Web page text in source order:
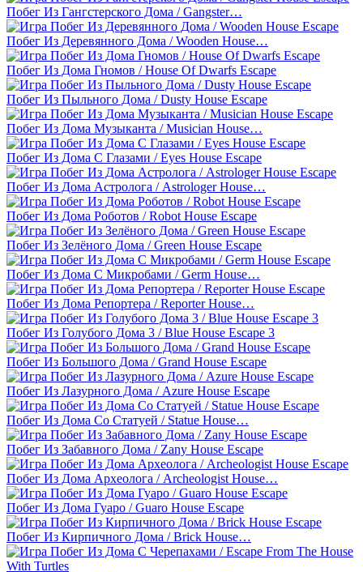
Побег Из Гангстерского Дома / Gangster…
Побег Из Деревянного Дома / Wooden House…
Побег Из Дома Гномов / House Of Dwarfs Escape
Побег Из Пыльного Дома / Dusty House Escape
Побег Из Дома Музыканта / Musician House…
Побег Из Дома С Глазами / Eyes House Escape
Побег Из Дома Астролога / Astrologer House…
Побег Из Дома Роботов / Robot House Escape
Побег Из Зелёного Дома / Green House Escape
Побег Из Дома С Микробами / Germ House…
Побег Из Дома Репортера / Reporter House…
Побег Из Голубого Дома 3 / Blue House Escape 3
Побег Из Большого Дома / Grand House Escape
Побег Из Лазурного Дома / Azure House Escape
Побег Из Дома Со Статуей / Statue House…
Побег Из Забавного Дома / Zany House Escape
Побег Из Дома Археолога / Archeologist House…
Побег Из Дома Гуаро / Guaro House Escape
Побег Из Кирпичного Дома / Brick House…